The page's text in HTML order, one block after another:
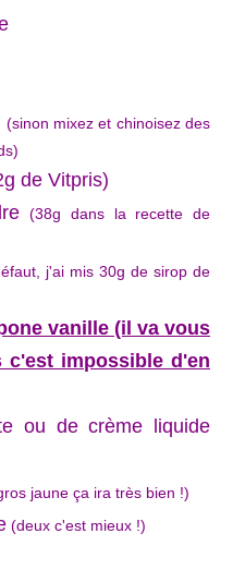
(sinon mixez et chinoisez des
de Vitpris)
(38g dans la recette de
j'ai mis 30g de sirop de
vanille (il va vous
c'est impossible d'en
ou de crème liquide
jaune ça ira très bien !)
(deux c'est mieux !)